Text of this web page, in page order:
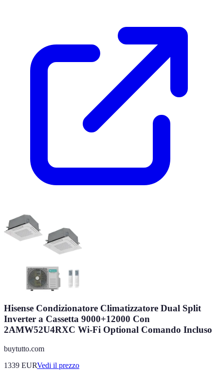
Hisense Condizionatore Climatizzatore Dual Split
Inverter a Cassetta 9000+12000 Con
2AMW52U4RXC Wi-Fi Optional Comando Incluso
buytutto.com
1339 EURVedi il prezzo